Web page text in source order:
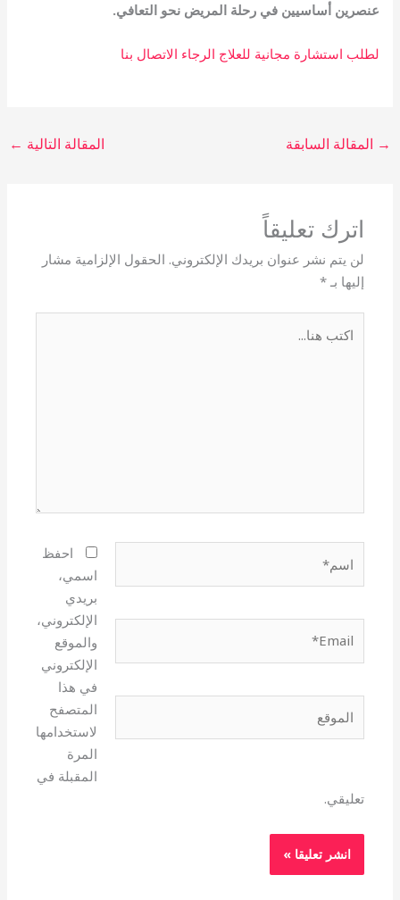
عنصرين أساسيين في رحلة المريض نحو التعافي.
لطلب استشارة مجانية للعلاج الرجاء الاتصال بنا
→ المقالة السابقة المقالة التالية ←
اترك تعليقاً
لن يتم نشر عنوان بريدك الإلكتروني. الحقول الإلزامية مشار
إليها بـ*
هنا...
احفظ
اسمي،
بريدي
الإلكتروني،
والموقع
الإلكتروني
في هذا
المتصفح
لاستخدامها
المرة
المقبلة في
تعليقي.